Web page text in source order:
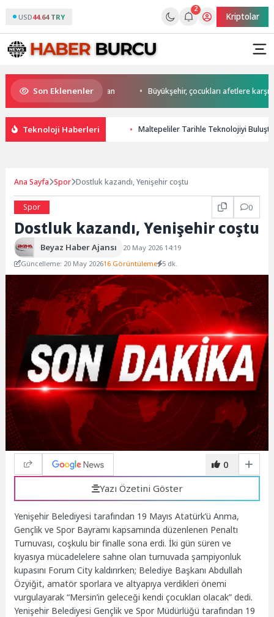
USD44.64 TRY
2
Kriptolar
Son Eklenenler
Başkan Büyükakın’dan Büyükşehir, çocukları afetlere karşı
Teknoloji Haberleri Maltepeliler Tarihle Teknolojiyi
Ana Sayfa Spor Dostluk kazandı, Yenişehir coştu
Spor 0
Dostluk kazandı, Yenişehir coştu
Beyaz Haber Ajansı
20 May 2026 14:19
Güncelleme: 20 May 202616 Görüntüleme 5 dk.
0
Yazı Özetini Göster
Yenişehir Belediyesi tarafından 19 Mayıs Atatürk’ü Anma,
Gençlik ve Spor Bayramı kapsamında düzenlenen Penaltı
Turnuvası, coşkulu bir finalle sona erdi. İki gün süren ve
kıyasıya mücadelelere sahne olan turnuvada şampiyonluk
kupasını Forum City kaldırırken; Belediye Başkanı Abdullah
Özyiğit, amatör sporlara ve altyapıya verdikleri önemi
vurgulayarak “Mersin’in geleceği kendi çocukları olacak” dedi.
Yenişehir Belediyesi Gençlik ve Spor Müdürlüğü tarafından 19